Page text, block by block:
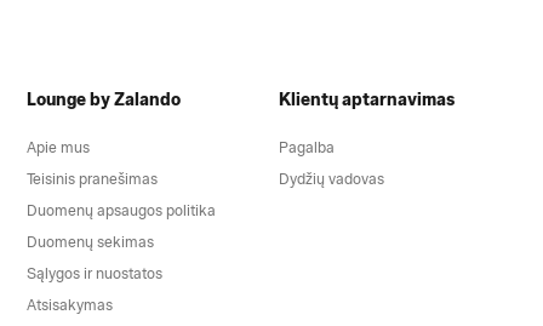
Lounge by Zalando
Apie mus
Teisinis pranešimas
Duomenų apsaugos politika
Duomenų sekimas
Sąlygos ir nuostatos
Atsisakymas
Klientų aptarnavimas
Pagalba
Dydžių vadovas